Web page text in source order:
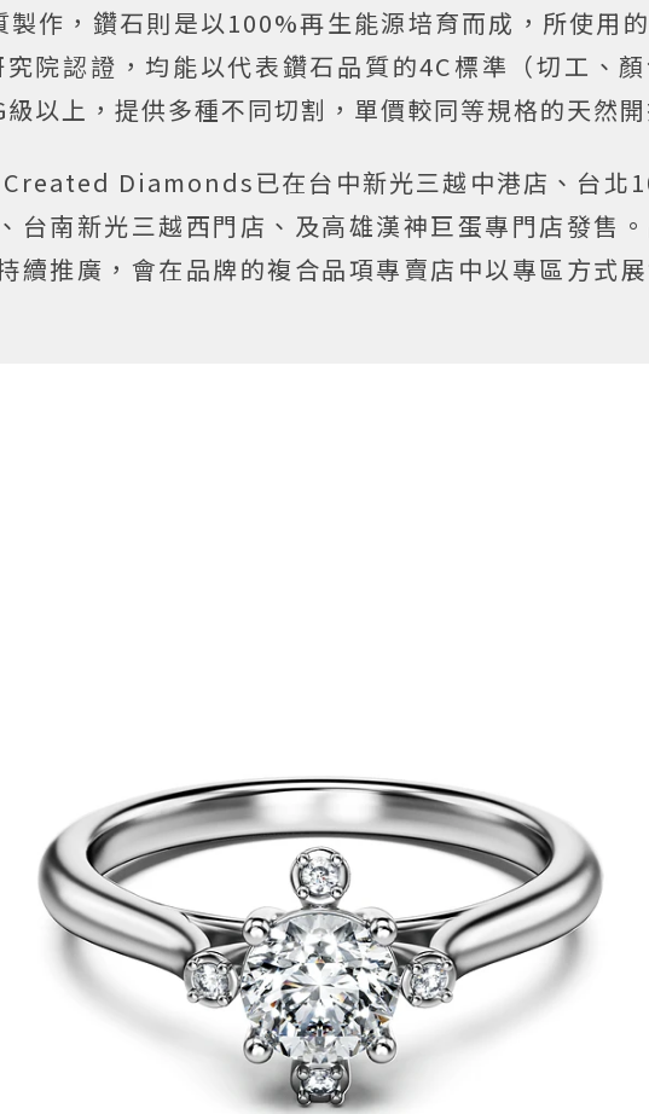
作，鑽石則是以100%再生能源培育而成，所使用
院認證，均能以代表鑽石品質的4C標準（切工、
以上，提供多種不同切割，單價較同等規格的天然開
Diamonds已在台中新光三越中港店、台北
台南新光三越西門店、及高雄漢神巨蛋專門店發售
續推廣，會在品牌的複合品項專賣店中以專區方式